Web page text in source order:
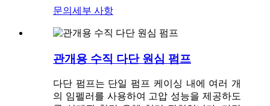
문의 세부 사항
관개용 수직 다단 원심 펌프
다단 펌프는 단일 펌프 케이싱 내에 여러 개
의 임펠러를 사용하여 고압 성능을 제공하도